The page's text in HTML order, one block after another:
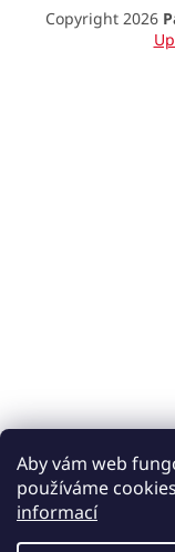
Aby vám web
používáme
informací
Copyright 2026